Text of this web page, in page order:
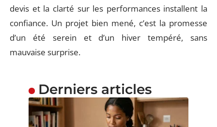
devis et la clarté sur les performances installent la
confiance. Un projet bien mené, c’est la promesse
d’un été serein et d’un hiver tempéré, sans
mauvaise surprise.
Derniers articles